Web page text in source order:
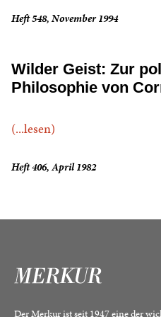
Heft 548, November 1994
Wilder Geist: Zur
Philosophie von
(...lesen)
Heft 406, April 1982
Der Merkur ist seit 1947 eine der